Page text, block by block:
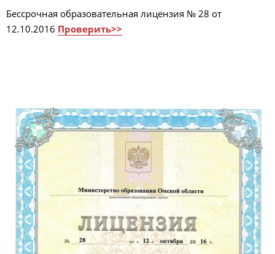
Бессрочная образовательная лицензия № 28 от
12.10.2016 Проверить>>